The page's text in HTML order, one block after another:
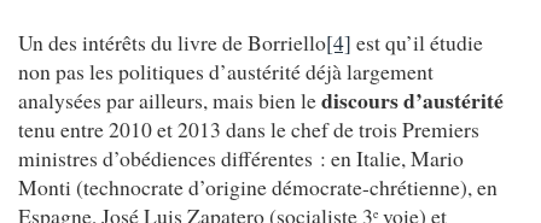
Un des intérêts du livre de Borriello[4] est qu’il étudie
non pas les politiques d’austérité déjà largement
analysées par ailleurs, mais bien lediscours d’austérité
tenu entre 2010 et 2013 dans le chef de trois Premiers
ministres d’obédiences différentes : en Italie, Mario
Monti (technocrate d’origine démocrate-chrétienne), en
Espagne, José Luis Zapatero (socialiste 3e voie) et